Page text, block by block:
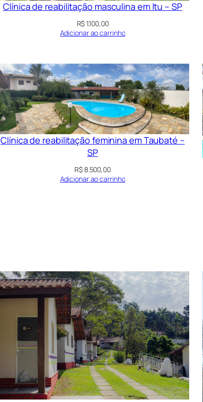
Clínica de reabilitação masculina em Itu – SP
R$1.100,00
Adicionar ao carrinho
Clínica de reabilitação feminina em Taubaté –
SP
R$8.500,00
Adicionar ao carrinho